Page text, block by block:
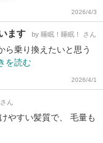
2026/4/3
ます by 睡眠！睡眠！ さん
ら乗り換えたいと思う
を読む
2026/4/1
ん
やすい髪質で、 毛量も